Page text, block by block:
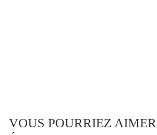
VOUS POURRIEZ AIMER